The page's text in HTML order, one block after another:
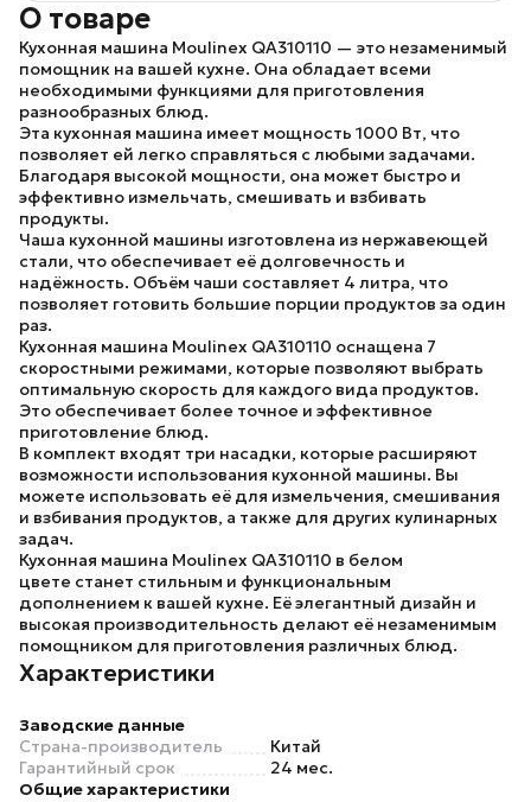
О товаре
Кухонная машина Moulinex QA310110 — это незаменимый
помощник на вашей кухне. Она обладает всеми
необходимыми функциями для приготовления
разнообразных блюд.
Эта кухонная машина имеет мощность 1000 Вт, что
позволяет ей легко справляться с любыми задачами.
Благодаря высокой мощности, она может быстро и
эффективно измельчать, смешивать и взбивать
продукты.
Чаша кухонной машины изготовлена из нержавеющей
стали, что обеспечивает её долговечность и
надёжность. Объём чаши составляет 4 литра, что
позволяет готовить большие порции продуктов за один
раз.
Кухонная машина Moulinex QA310110 оснащена 7
скоростными режимами, которые позволяют выбрать
оптимальную скорость для каждого вида продуктов.
Это обеспечивает более точное и эффективное
приготовление блюд.
В комплект входят три насадки, которые расширяют
возможности использования кухонной машины. Вы
можете использовать её для измельчения, смешивания
и взбивания продуктов, а также для других кулинарных
задач.
Кухонная машина Moulinex QA310110 в белом
цвете станет стильным и функциональным
дополнением к вашей кухне. Её элегантный дизайн и
высокая производительность делают её незаменимым
помощником для приготовления различных блюд.
Характеристики
Заводские данные
Страна-производитель
Китай
Гарантийный срок
24 мес.
Общие характеристики